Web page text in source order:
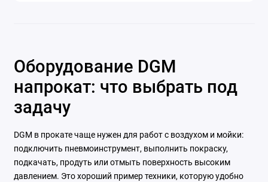
Оборудование DGM
напрокат: что выбрать под
задачу
DGM в прокате чаще нужен для работ с воздухом и мойки:
подключить пневмоинструмент, выполнить покраску,
подкачать, продуть или отмыть поверхность высоким
давлением. Это хороший пример техники, которую удобно